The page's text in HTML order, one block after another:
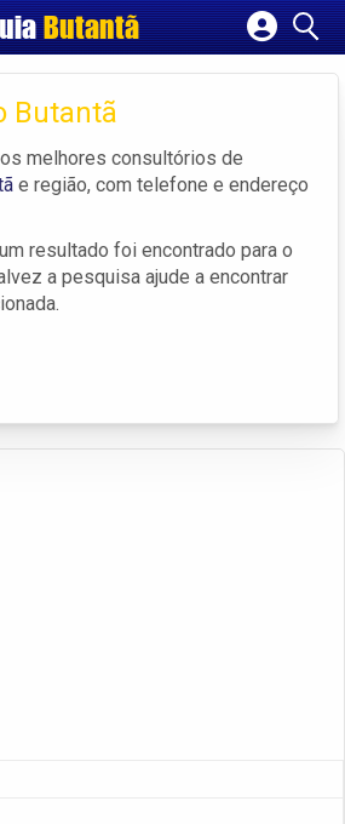
Butantã
Cadastrar empresa
Fazer login
Criar conta
Butantã
melhores consultórios de
e região, com telefone e endereço
resultado foi encontrado para o
a pesquisa ajude a encontrar